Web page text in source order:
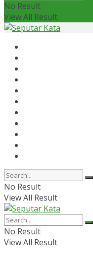
No Result
View All Result
No Result
View All Result
No Result
View All Result